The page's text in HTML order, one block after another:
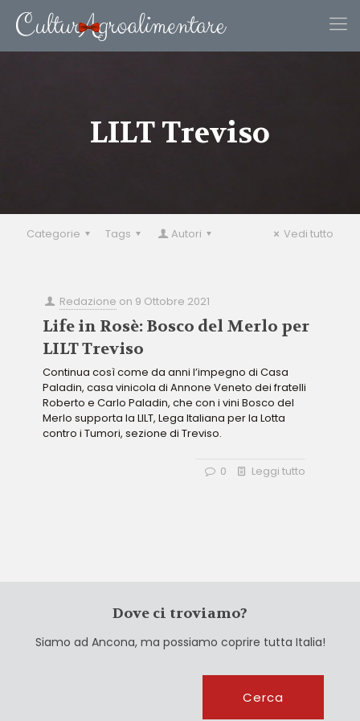
LILT Treviso
Categorie Tags Autori Vedi tutto
Redazione on 9 Ottobre 2021
Life in Rosè: Bosco del Merlo per
LILT Treviso
Continua così come da anni l’impegno di Casa
Paladin, casa vinicola di Annone Veneto dei fratelli
Roberto e Carlo Paladin, che con i vini Bosco del
Merlo supporta la LILT, Lega Italiana per la Lotta
contro i Tumori, sezione di Treviso.
0 Leggi tutto
Dove ci troviamo?
Siamo ad Ancona, ma possiamo coprire tutta Italia!
Cerca